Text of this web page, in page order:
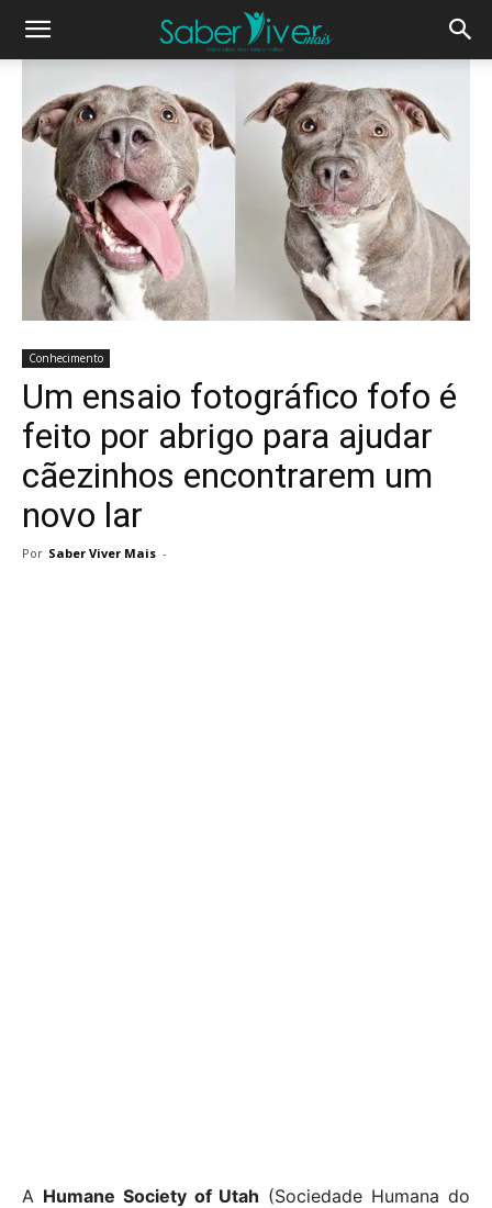
Conhecimento
Um ensaio fotográfico fofo é
feito por abrigo para ajudar
cãezinhos encontrarem um
novo lar
Por Saber Viver Mais -
A Humane Society of Utah (Sociedade Humana do